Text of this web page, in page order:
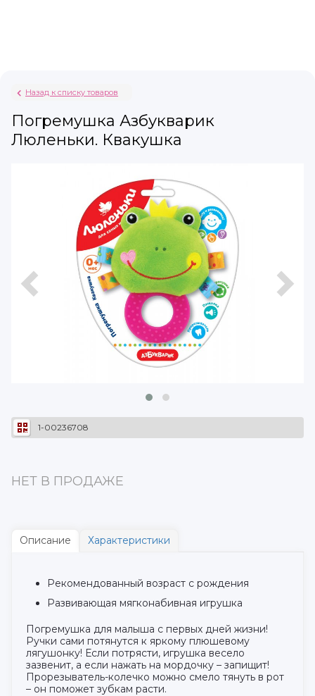
Назад к списку товаров
Погремушка Азбукварик
Люленьки. Квакушка
1-00236708
НЕТ В ПРОДАЖЕ
Описание Характеристики
Рекомендованный возраст с рождения
Развивающая мягконабивная игрушка
Погремушка для малыша с первых дней жизни!
Ручки сами потянутся к яркому плюшевому
лягушонку! Если потрясти, игрушка весело
зазвенит, а если нажать на мордочку – запищит!
Прорезыватель-колечко можно смело тянуть в рот
– он поможет зубкам расти.